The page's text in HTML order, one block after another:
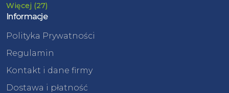
Więcej (27)
Informacje
Polityka Prywatności
Regulamin
Kontakt i dane firmy
Dostawa i płatność